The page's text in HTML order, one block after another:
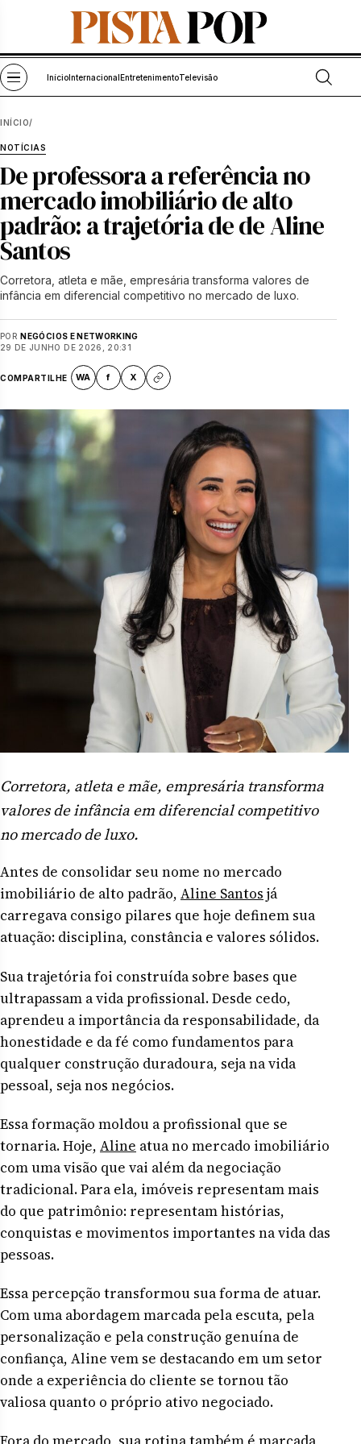
Pular para o conteúdo
Abrir menu
Início Internacional EntretenimentoTelevisão Abrir
INÍCIO/
NOTÍCIAS
De professora a referência no
mercado imobiliário de alto
padrão: a trajetória de de Aline
Santos
Corretora, atleta e mãe, empresária transforma valores de
infância em diferencial competitivo no mercado de luxo.
POR NEGÓCIOS E NETWORKING
29 DE JUNHO DE 2026, 20:31
COMPARTILHE WA f X
Corretora, atleta e mãe, empresária transforma
valores de infância em diferencial competitivo
no mercado de luxo.
Antes de consolidar seu nome no mercado
imobiliário de alto padrão, Aline Santos já
carregava consigo pilares que hoje definem sua
atuação: disciplina, constância e valores sólidos.
Sua trajetória foi construída sobre bases que
ultrapassam a vida profissional. Desde cedo,
aprendeu a importância da responsabilidade, da
honestidade e da fé como fundamentos para
qualquer construção duradoura, seja na vida
pessoal, seja nos negócios.
Essa formação moldou a profissional que se
tornaria. Hoje, Aline atua no mercado imobiliário
com uma visão que vai além da negociação
tradicional. Para ela, imóveis representam mais
do que patrimônio: representam histórias,
conquistas e movimentos importantes na vida das
pessoas.
Essa percepção transformou sua forma de atuar.
Com uma abordagem marcada pela escuta, pela
personalização e pela construção genuína de
confiança, Aline vem se destacando em um setor
onde a experiência do cliente se tornou tão
valiosa quanto o próprio ativo negociado.